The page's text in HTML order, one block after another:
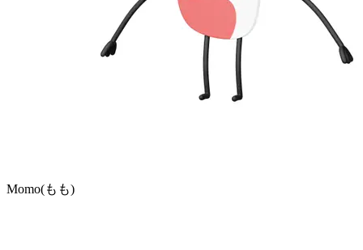
Momo(もも)